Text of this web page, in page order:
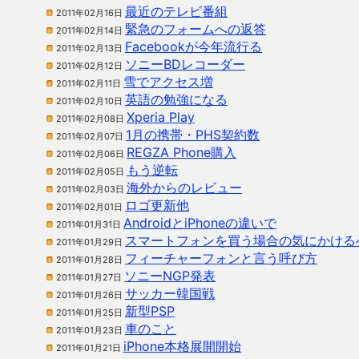
2011年02月16日 最近のテレビ番組
2011年02月14日 緊急のフォームへの返答
2011年02月13日 Facebookが今年流行る
2011年02月12日 ソニーBDレコーダー
2011年02月11日 雪でアクセス増
2011年02月10日 英語の勉強になる
2011年02月08日 Xperia Play
2011年02月07日 1月の携帯・PHS契約数
2011年02月06日 REGZA Phone購入
2011年02月05日 もう逆転
2011年02月03日 海外からのレビュー
2011年02月01日 ロゴ更新他
2011年01月31日 AndroidとiPhoneの違いで
2011年01月29日 スマートフォンを買う場合の気にかけ
2011年01月28日 フィーチャーフォンと言う呼び方
2011年01月27日 ソニーNGP発表
2011年01月26日 サッカー韓国戦
2011年01月25日 新型PSP
2011年01月23日 車のこと
2011年01月21日 iPhone本格展開開始